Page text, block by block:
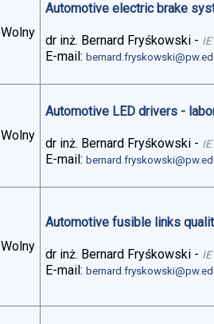
Wolny
Automotive electric brake
dr inż. Bernard Fryśkowski -
E-mail:
Wolny
Automotive LED drivers -
dr inż. Bernard Fryśkowski -
E-mail:
Wolny
Automotive fusible links
dr inż. Bernard Fryśkowski -
E-mail: